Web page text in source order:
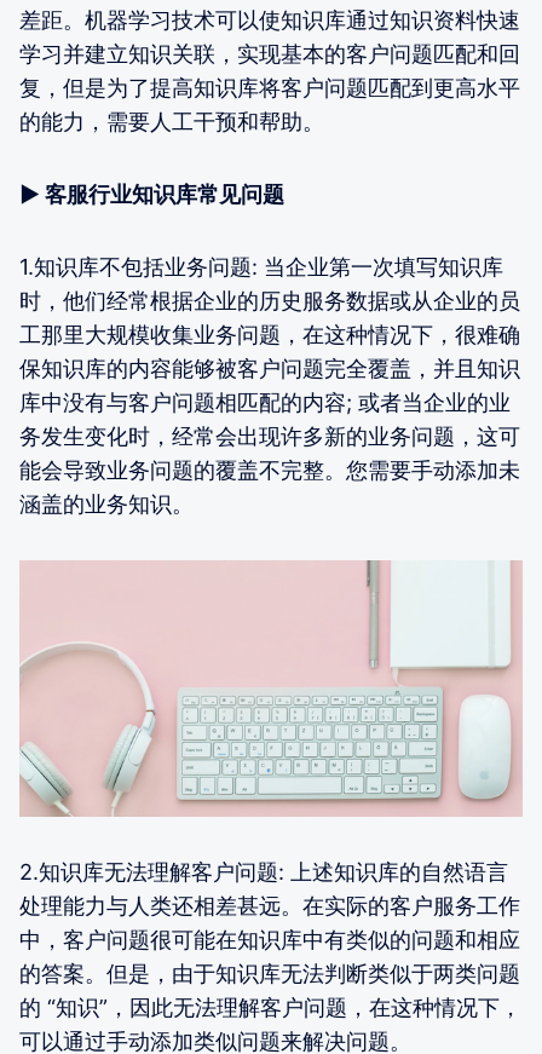
差距。机器学习技术可以使知识库通过知识资料快速
学习并建立知识关联，实现基本的客户问题匹配和回
复，但是为了提高知识库将客户问题匹配到更高水平
的能力，需要人工干预和帮助。
▶ 客服行业知识库常见问题
1.知识库不包括业务问题: 当企业第一次填写知识库
时，他们经常根据企业的历史服务数据或从企业的员
工那里大规模收集业务问题，在这种情况下，很难确
保知识库的内容能够被客户问题完全覆盖，并且知识
库中没有与客户问题相匹配的内容; 或者当企业的业
务发生变化时，经常会出现许多新的业务问题，这可
能会导致业务问题的覆盖不完整。您需要手动添加未
涵盖的业务知识。
2.知识库无法理解客户问题: 上述知识库的自然语言
处理能力与人类还相差甚远。在实际的客户服务工作
中，客户问题很可能在知识库中有类似的问题和相应
的答案。但是，由于知识库无法判断类似于两类问题
的 “知识”，因此无法理解客户问题，在这种情况下，
可以通过手动添加类似问题来解决问题。